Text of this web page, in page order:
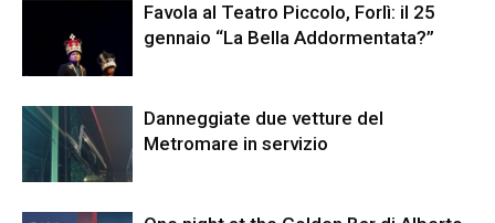
Favola al Teatro Piccolo, Forlì: il 25
gennaio “La Bella Addormentata?”
Danneggiate due vetture del
Metromare in servizio